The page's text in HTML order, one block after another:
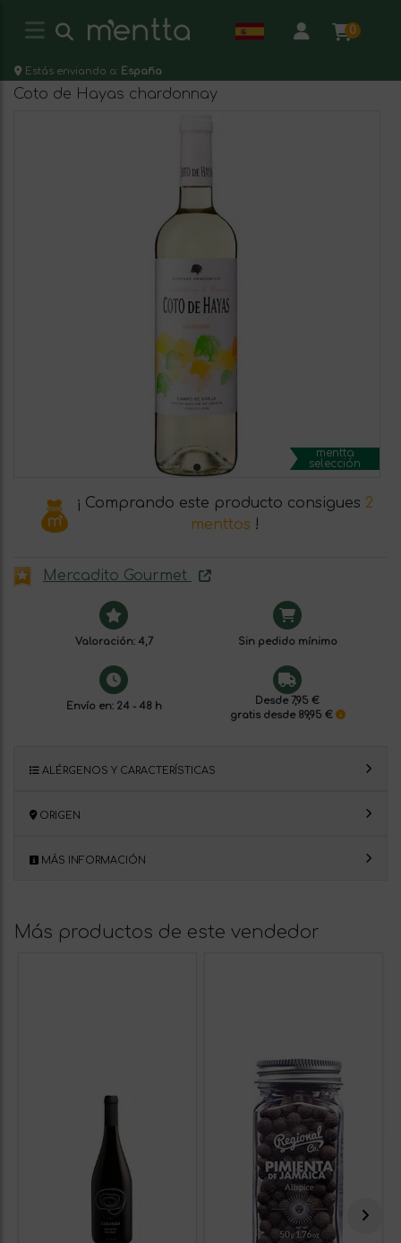
0
Estás enviando a: España
Coto de Hayas chardonnay
mentta
selección
¡ Comprando este producto consigues 2
menttos !
Mercadito Gourmet
Valoración: 4,7 Sin pedido mínimo
Envío en: 24 - 48 h
Desde 7,95 €
gratis desde 89,95 €
ALÉRGENOS Y CARACTERÍSTICAS
ORIGEN
MÁS INFORMACIÓN
Más productos de este vendedor